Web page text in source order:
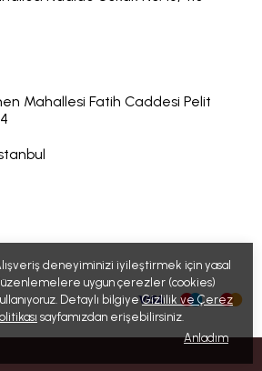
deneyiminizi iyileştirmek için yasal
uygun çerezler (cookies)
Detaylı bilgiyeGizlilik ve Çerez
sayfamızdan erişebilirsiniz.
Anladım
Mahallesi Fatih Caddesi Pelit